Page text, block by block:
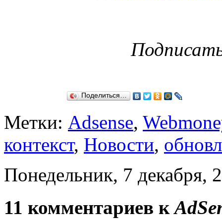
Поделиться…
Метки: Adsense,
контекст, Новости,
Понедельник, 7 декабря,
11 комментариев к